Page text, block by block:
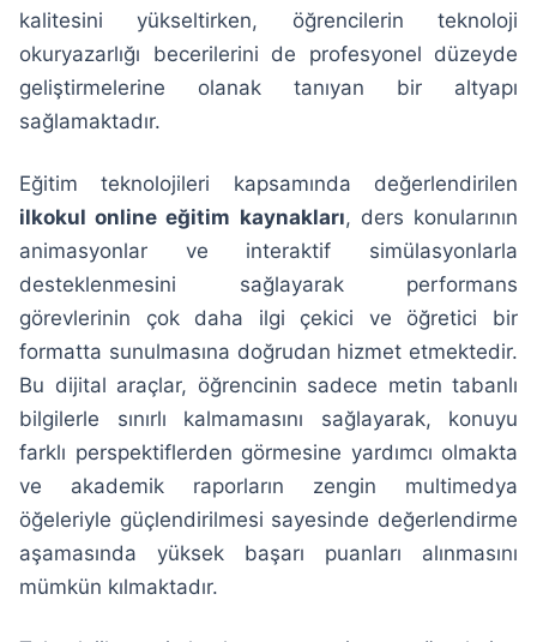
kalitesini yükseltirken, öğrencilerin teknoloji
okuryazarlığı becerilerini de profesyonel düzeyde
geliştirmelerine olanak tanıyan bir altyapı
sağlamaktadır.
Eğitim teknolojileri kapsamında değerlendirilen
ilkokul online eğitim kaynakları, ders konularının
animasyonlar ve interaktif simülasyonlarla
desteklenmesini sağlayarak performans
görevlerinin çok daha ilgi çekici ve öğretici bir
formatta sunulmasına doğrudan hizmet etmektedir.
Bu dijital araçlar, öğrencinin sadece metin tabanlı
bilgilerle sınırlı kalmamasını sağlayarak, konuyu
farklı perspektiflerden görmesine yardımcı olmakta
ve akademik raporların zengin multimedya
öğeleriyle güçlendirilmesi sayesinde değerlendirme
aşamasında yüksek başarı puanları alınmasını
mümkün kılmaktadır.